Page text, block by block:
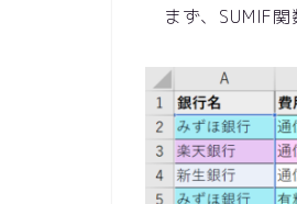
まず、SUMIF関